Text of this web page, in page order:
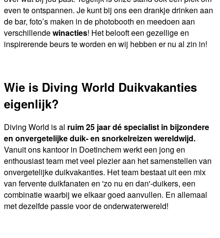
even te ontspannen. Je kunt bij ons een drankje drinken aan
de bar, foto’s maken in de photobooth en meedoen aan
verschillendewinacties! Het belooft een gezellige en
inspirerende beurs te worden en wij hebben er nu al zin in!
Wie is Diving World Duikvakanties
eigenlijk?
Diving World is al ruim 25 jaar dé specialist in bijzondere
en onvergetelijke duik- en snorkelreizen wereldwijd.
Vanuit ons kantoor in Doetinchem werkt een jong en
enthousiast team met veel plezier aan het samenstellen van
onvergetelijke duikvakanties. Het team bestaat uit een mix
van fervente duikfanaten en 'zo nu en dan'-duikers, een
combinatie waarbij we elkaar goed aanvullen. En allemaal
met dezelfde passie voor de onderwaterwereld!